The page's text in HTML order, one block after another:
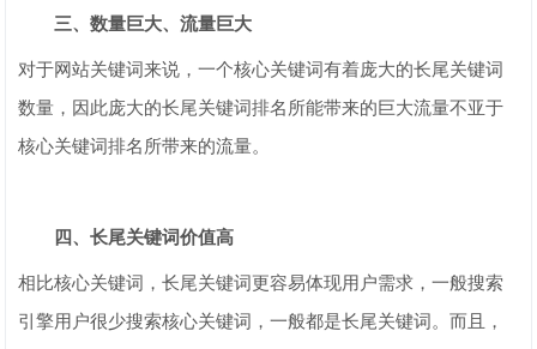
三、数量巨大、流量巨大
对于网站关键词来说，一个核心关键词有着庞大的长尾关键词
数量，因此庞大的长尾关键词排名所能带来的巨大流量不亚于
核心关键词排名所带来的流量。
四、长尾关键词价值高
相比核心关键词，长尾关键词更容易体现用户需求，一般搜索
引擎用户很少搜索核心关键词，一般都是长尾关键词。而且，